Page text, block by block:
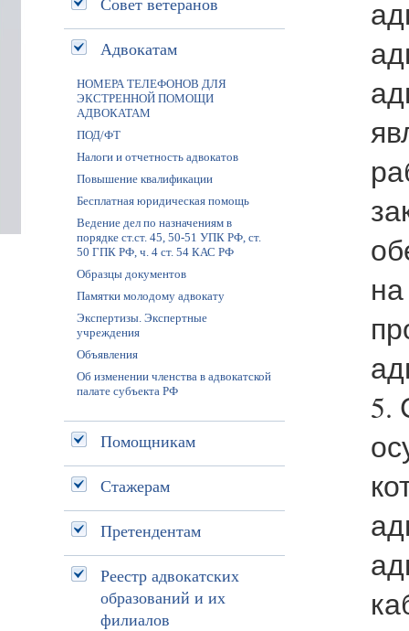
5.
Адвокатам
НОМЕРА ТЕЛЕФОНОВ ДЛЯ
ЭКСТРЕННОЙ ПОМОЩИ
АДВОКАТАМ
ПОД/ФТ
Налоги и отчетность адвокатов
Повышение квалификации
Бесплатная юридическая помощь
Ведение дел по назначениям в
порядке ст.ст. 45, 50-51 УПК РФ, ст.
50 ГПК РФ, ч. 4 ст. 54 КАС РФ
Образцы документов
Памятки молодому адвокату
Экспертизы. Экспертные
учреждения
Объявления
Об изменении членства в адвокатской
палате субъекта РФ
Помощникам
Стажерам
Претендентам
Реестр адвокатских
образований и их
филиалов